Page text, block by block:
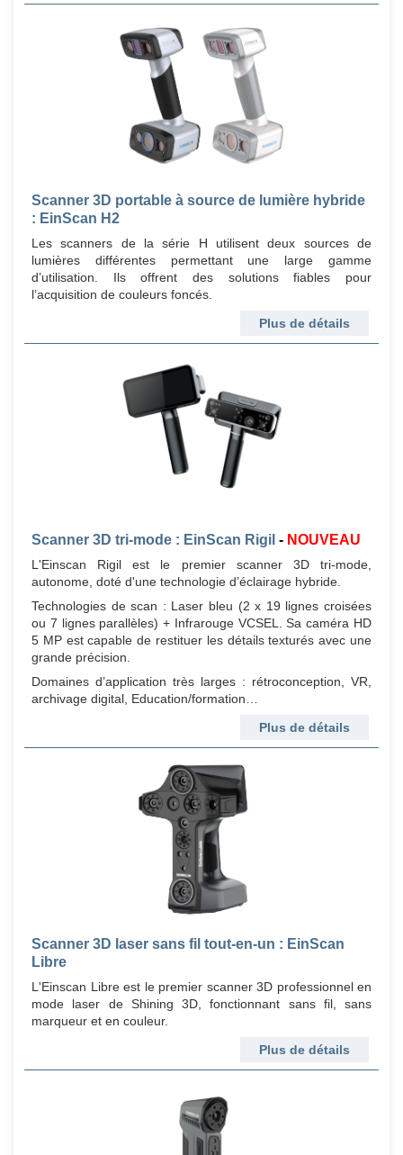
Scanner 3D portable à source de lumière hybride
: EinScan H2
Les scanners de la série H utilisent deux sources de
lumières différentes permettant une large gamme
d’utilisation. Ils offrent des solutions fiables pour
l’acquisition de couleurs foncés.
Plus de détails
Scanner 3D tri-mode : EinScan Rigil - NOUVEAU
L'Einscan Rigil est le premier scanner 3D tri-mode,
autonome, doté d'une technologie d’éclairage hybride.
Technologies de scan : Laser bleu (2 x 19 lignes croisées
ou 7 lignes parallèles) + Infrarouge VCSEL. Sa caméra HD
5 MP est capable de restituer les détails texturés avec une
grande précision.
Domaines d’application très larges : rétroconception, VR,
archivage digital, Education/formation…
Plus de détails
Scanner 3D laser sans fil tout-en-un : EinScan
Libre
L'Einscan Libre est le premier scanner 3D professionnel en
mode laser de Shining 3D, fonctionnant sans fil, sans
marqueur et en couleur.
Plus de détails